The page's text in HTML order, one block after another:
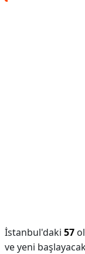
İstanbul'daki 57
ve yeni